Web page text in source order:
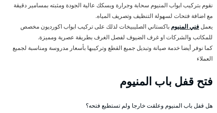
نقوم بتركيب ابواب المنيوم سحابة وجرارة وبسكك عالية الجودة ومثبته بمسامير دقيقة
مع اضافة فتحات لسهولة التنظيف وتصريف المياه.
يعملفني المنيومباكستاني الصليبيخات لذلك على تركيب ابواب اكورديون مخصص
للمكاتب والشركات او غرف الضيوف لفصل الغرف بطريقة عصرية ومميزة.
كما نوفر أيضا خدمة صيانة وتبديل جميع القطع وتركيبها بأسعار مدروسة ومناسبة لجميع
العملاء
فتح قفل باب المنيوم
هل قفل باب المنيوم وعلقت خارجا ولم تستطيع فتحه؟